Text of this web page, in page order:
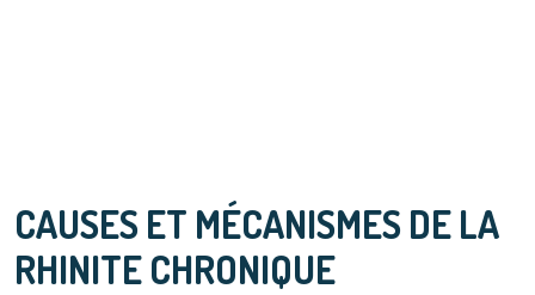
CAUSES ET MÉCANISMES DE LA
RHINITE CHRONIQUE